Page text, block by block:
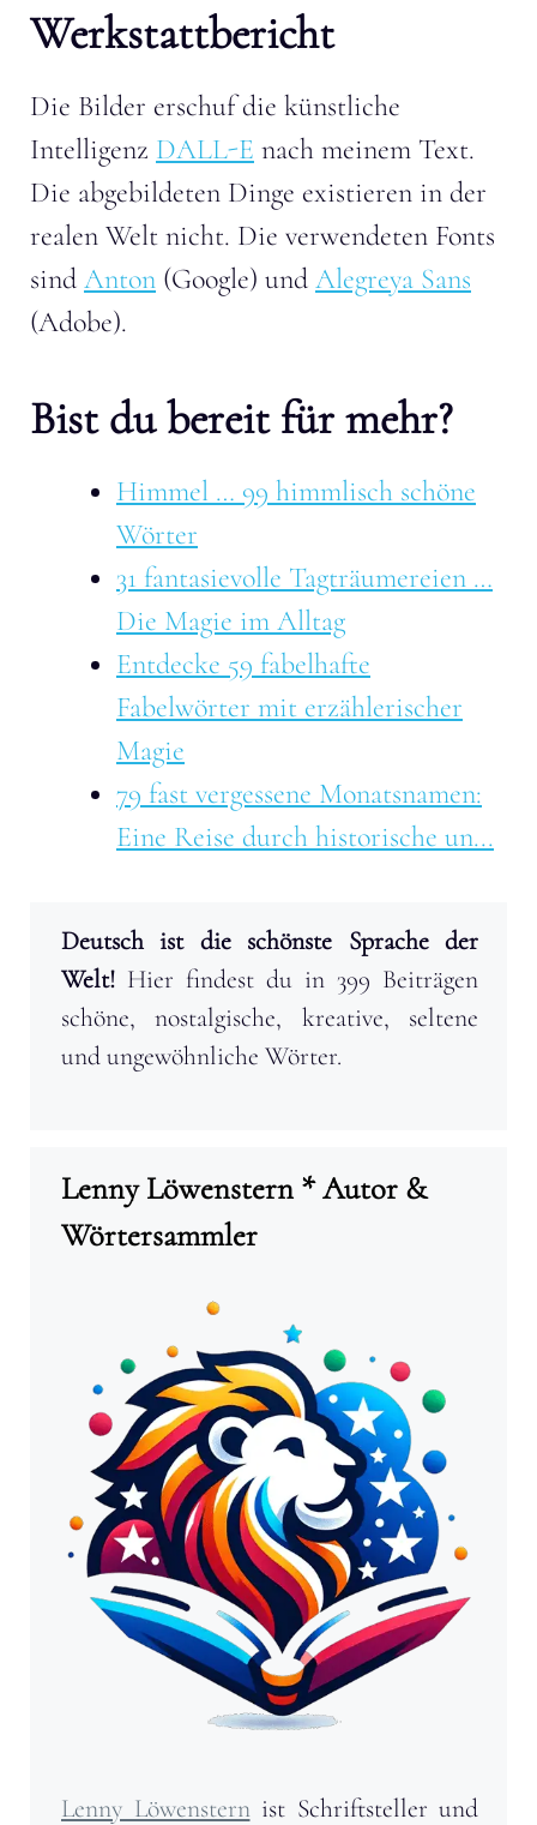
Werkstattbericht
Die Bilder erschuf die künstliche
Intelligenz DALL-E nach meinem Text.
Die abgebildeten Dinge existieren in der
realen Welt nicht. Die verwendeten Fonts
sind Anton (Google) und Alegreya Sans
(Adobe).
Bist du bereit für mehr?
Himmel … 99 himmlisch schöne
Wörter
31 fantasievolle Tagträumereien …
Die Magie im Alltag
Entdecke 59 fabelhafte
Fabelwörter mit erzählerischer
Magie
79 fast vergessene Monatsnamen:
Eine Reise durch historische un...
Deutsch ist die schönste Sprache der
Welt! Hier findest du in 399 Beiträgen
schöne, nostalgische, kreative, seltene
und ungewöhnliche Wörter.
Lenny Löwenstern * Autor &
Wörtersammler
Lenny Löwensternist Schriftsteller und